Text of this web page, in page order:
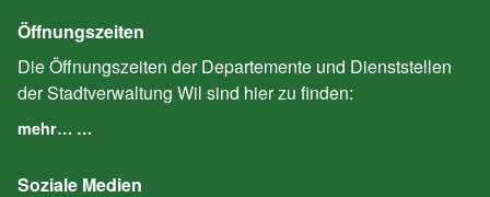
Öffnungszeiten
Die Öffnungszeiten der Departemente und Dienststellen
der Stadtverwaltung Wil sind hier zu finden:
mehr… …
Soziale Medien